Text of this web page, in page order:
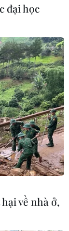
đại học
về nhà ở,